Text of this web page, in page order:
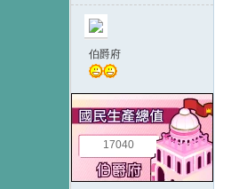
伯爵府
17040